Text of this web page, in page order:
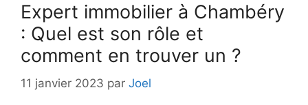
Expert immobilier à Chambéry
: Quel est son rôle et
comment en trouver un ?
11 janvier 2023 par Joel